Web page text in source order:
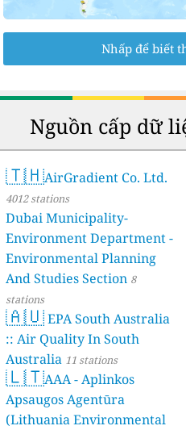
Nhấp để biết
Nguồn cấp dữ
🇹🇭AirGradient Co. Ltd.
4012 stations
Dubai Municipality-
Environment Department -
Environmental Planning
And Studies Section 8
stations
🇦🇺EPA South Australia
:: Air Quality In South
Australia 11 stations
🇱🇹AAA - Aplinkos
Apsaugos Agentūra
(Lithuania Environmental